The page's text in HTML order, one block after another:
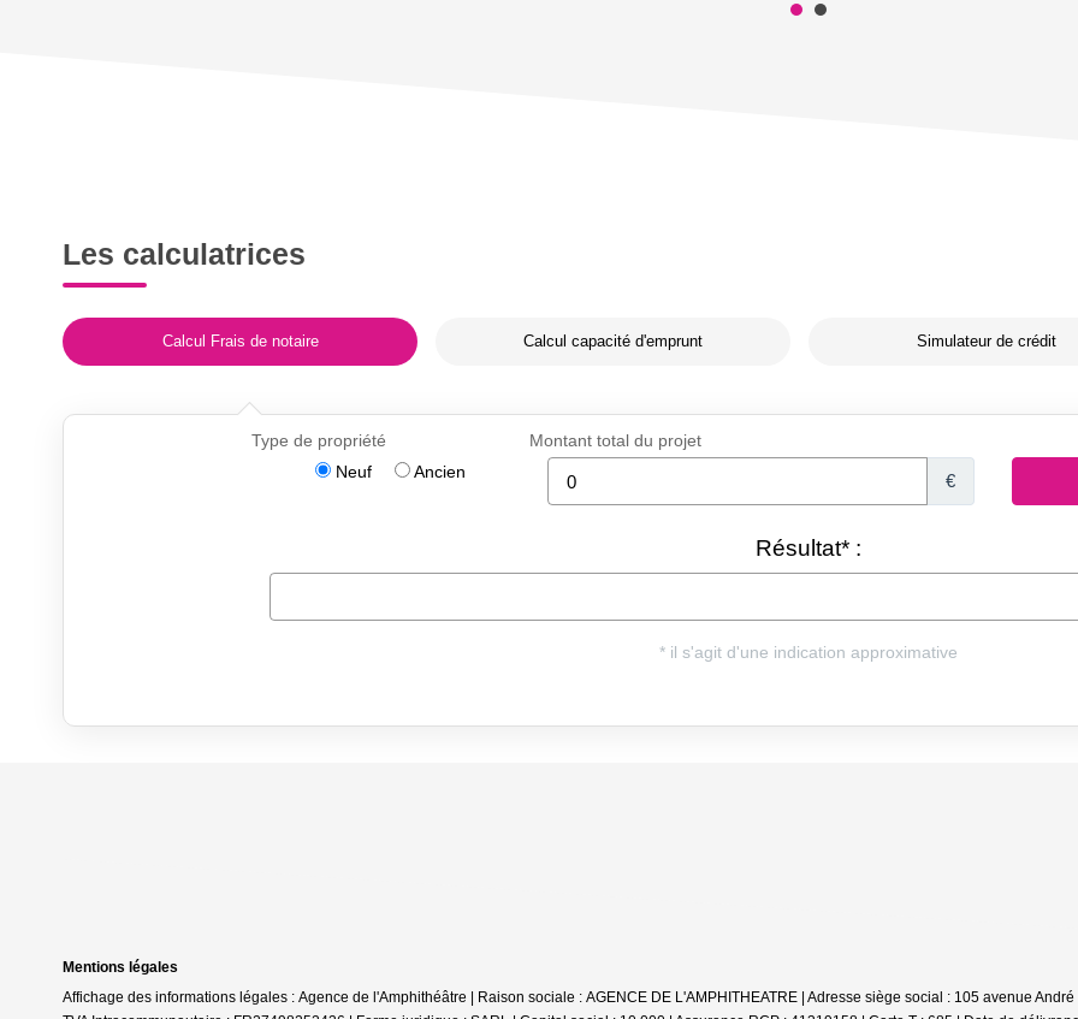
Les calculatrices
Calcul Frais de notaire Calcul capacité d'emprunt Simulateur de crédit
Mentions légales
Affichage des informations légales : Agence de l'Amphithéâtre | Raison sociale : AGENCE DE L'AMPHITHEATRE | Adresse siège social : 105 avenue